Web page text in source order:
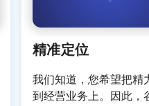
精准定位
我们知道，您希望把精
到经营业务上。因此，